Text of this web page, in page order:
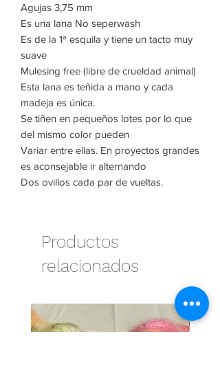
Agujas 3,75 mm
Es una lana No seperwash
Es de la 1ª esquila y tiene un tacto muy
suave
Mulesing free (libre de crueldad animal)
Esta lana es teñida a mano y cada
madeja es única.
Se tiñen en pequeños lotes por lo que
del mismo color pueden
Variar entre ellas. En proyectos grandes
es aconsejable ir alternando
Dos ovillos cada par de vueltas.
Productos
relacionados